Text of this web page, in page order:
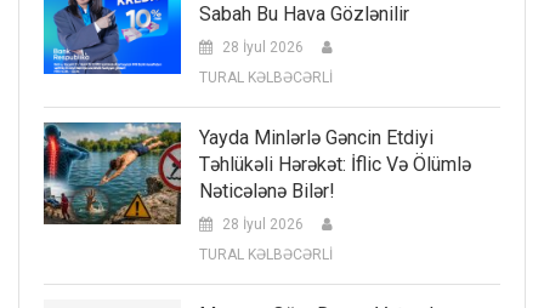
Sabah Bu Hava Gözlənilir
28 İyul 2026
TURAL KƏLBƏCƏRLİ
Yayda Minlərlə Gəncin Etdiyi
Təhlükəli Hərəkət: İflic Və Ölümlə
Nəticələnə Bilər!
28 İyul 2026
TURAL KƏLBƏCƏRLİ